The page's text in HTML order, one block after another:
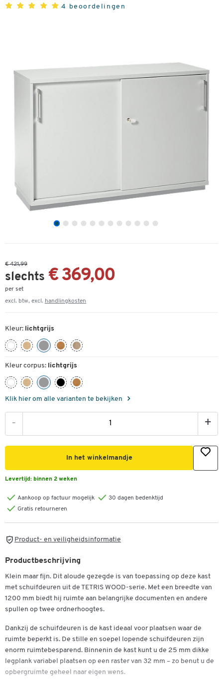
4 beoordelingen
€ 421,99
slechts € 369,00
per set
excl. btw, excl. handlingkosten
Kleur: lichtgrijs
Kleur corpus: lichtgrijs
Klik hier om alle varianten te bekijken
- +
In het winkelmandje
Levertijd: binnen 2 weken
Aankoop op factuur mogelijk
30 dagen bedenktijd
Gratis retourneren
Product- en veiligheidsinformatie
Productbeschrijving
Klein maar fijn. Dit aloude gezegde is van toepassing op deze kast
met schuifdeuren uit de TETRIS WOOD-serie. Met een breedte van
1200 mm biedt hij ruimte aan belangrijke documenten en andere
spullen op twee ordnerhoogtes.
Dankzij de schuifdeuren is de kast ideaal voor plaatsen waar de
ruimte beperkt is. De stille en soepel lopende schuifdeuren zijn
enorm ruimtebesparend. Binnenin de kast kunt u de 25 mm dikke
legplank variabel plaatsen op een raster van 32 mm – zo benut u de
opbergruimte geheel naar eigen wens.